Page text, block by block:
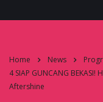
Home News
4 SIAP GUNCANG
Aftershine